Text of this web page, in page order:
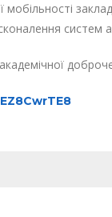
систем